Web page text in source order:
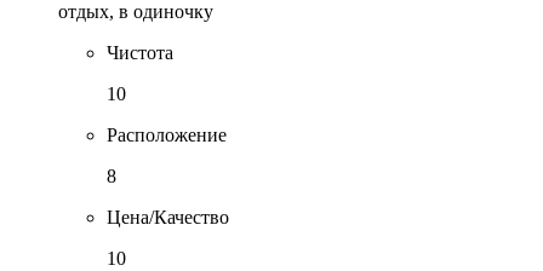
отдых, в одиночку
Чистота
10
Расположение
8
Цена/Качество
10